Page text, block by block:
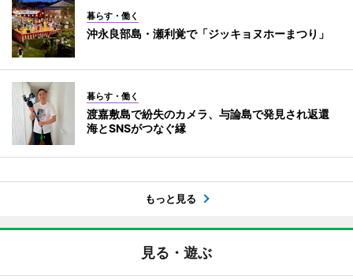
暮らす・働く
沖永良部島・瀬利覚で「ジッキョヌホーまつり」
暮らす・働く
渡嘉敷島で紛失のカメラ、与論島で発見され返還
海とSNSがつなぐ縁
もっと見る
見る・遊ぶ